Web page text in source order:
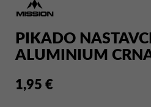
PIKADO
ALUMINIUM
1,95 €